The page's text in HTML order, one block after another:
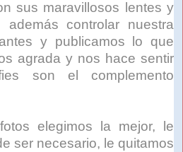
sus maravillosos lentes y
además controlar nuestra
y publicamos lo que
agrada y nos hace sentir
son el complemento
elegimos la mejor, le
ser necesario, le quitamos